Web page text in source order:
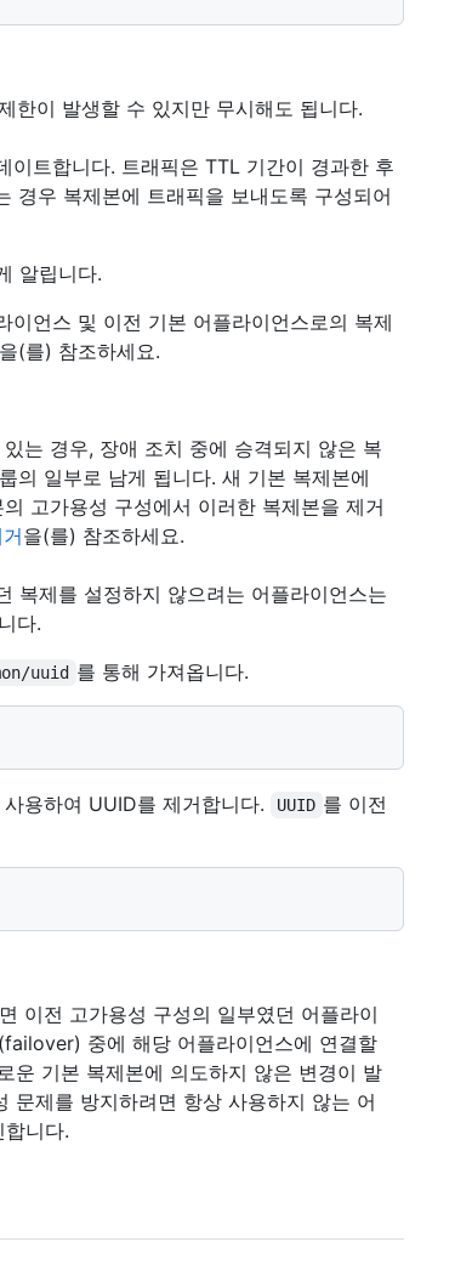
한이 발생할 수 있지만 무시해도 됩니다.
이트합니다. 트래픽은 TTL 기간이 경과한 후
경우 복제본에 트래픽을 보내도록 구성되어
알립니다.
언스 및 이전 기본 어플라이언스로의 복제
을(를) 참조하세요.
는 경우, 장애 조치 중에 승격되지 않은 복
의 일부로 남게 됩니다. 새 기본 복제본에
고가용성 구성에서 이러한 복제본을 제거
을(를) 참조하세요.
복제를 설정하지 않으려는 어플라이언스는
다.
uuid 를 통해 가져옵니다.
사용하여 UUID를 제거합니다. UUID 를 이전
이전 고가용성 구성의 일부였던 어플라이
중에 해당 어플라이언스에 연결할
운 기본 복제본에 의도하지 않은 변경이 발
문제를 방지하려면 항상 사용하지 않는 어
니다.